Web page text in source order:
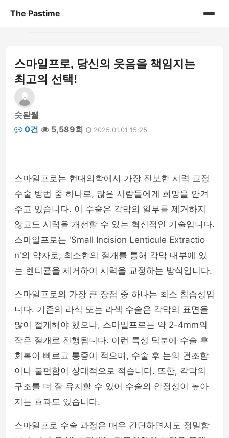
The Pastime
게시판
스마일프로, 당신의 웃음을 책임지는
최고의 선택!
숫돧뒕
0건
5,589회 2025.01.01 15:25
스마일프로는 현대의학에서 가장 진보한 시력 교정
수술 방법 중 하나로, 많은 사람들에게 희망을 안겨
주고 있습니다. 이 수술은 각막의 일부를 제거하지
않고도 시력을 개선할 수 있는 혁신적인 기술입니다.
스마일프로는 'Small Incision Lenticule Extractio
n'의 약자로, 최소한의 절개를 통해 각막 내부에 있
는 렌티큘을 제거하여 시력을 교정하는 방식입니다.
스마일프로의 가장 큰 장점 중 하나는 최소 침습성입
니다. 기존의 라식 또는 라섹 수술은 각막의 표면을
많이 절개해야 했으나, 스마일프로는 약 2-4mm의
작은 절개로 진행됩니다. 이런 특성 덕분에 수술 후
회복이 빠르고 통증이 적으며, 수술 후 눈의 건조함
이나 불편함이 상대적으로 적습니다. 또한, 각막의
구조를 더 잘 유지할 수 있어 수술의 안정성이 높아
지는 효과도 있습니다.
스마일프로 수술 과정은 매우 간단하면서도 정밀합